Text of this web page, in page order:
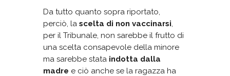
Da tutto quanto sopra riportato,
perciò, la scelta di non vaccinarsi,
per il Tribunale, non sarebbe il frutto di
una scelta consapevole della minore
ma sarebbe stata indotta dalla
madre e ciò anche se la ragazza ha